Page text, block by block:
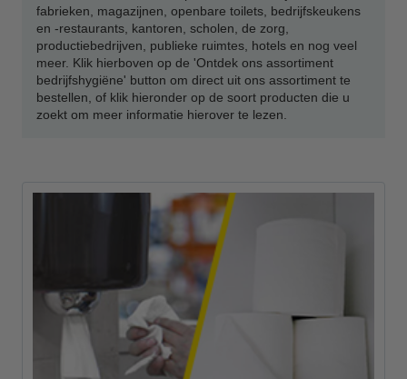
fabrieken, magazijnen, openbare toilets, bedrijfskeukens
en -restaurants, kantoren, scholen, de zorg,
productiebedrijven, publieke ruimtes, hotels en nog veel
meer. Klik hierboven op de 'Ontdek ons assortiment
bedrijfshygiëne' button om direct uit ons assortiment te
bestellen, of klik hieronder op de soort producten die u
zoekt om meer informatie hierover te lezen.